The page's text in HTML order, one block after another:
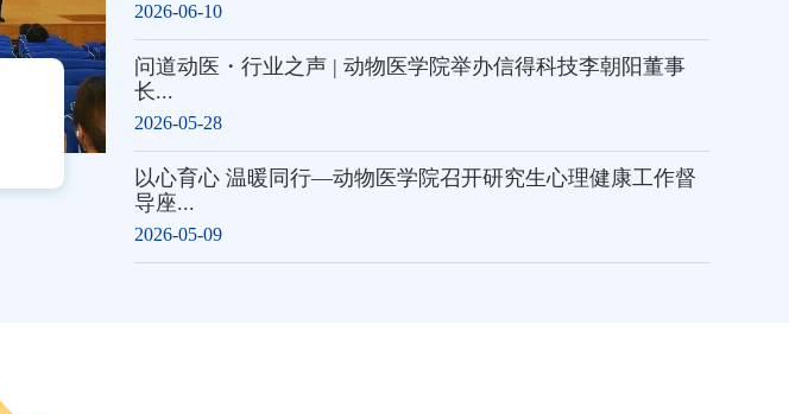
2026-06-10
问道动医・行业之声 | 动物医学院举办信得科技李朝阳董事
长...
2026-05-28
以心育心 温暖同行—动物医学院召开研究生心理健康工作督
导座...
2026-05-09